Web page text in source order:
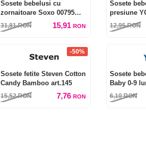
Sosete bebelusi cu
zornaitoare Soxo 00795
Premium
31,81RON 15,91 RON
Sosete
presiune
luni
12,95RON
-50%
Sosete fetite Steven Cotton
Candy Bamboo art.145
15,52RON 7,76 RON
Sosete
Baby 0-9
6,10RON